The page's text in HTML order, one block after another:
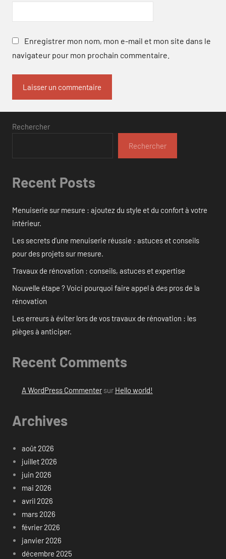
Enregistrer mon nom, mon e-mail et mon site dans le
navigateur pour mon prochain commentaire.
Rechercher
Rechercher
Recent Posts
Menuiserie sur mesure : ajoutez du style et du confort à votre
intérieur.
Les secrets d’une menuiserie réussie : astuces et conseils
pour des projets sur mesure.
Travaux de rénovation : conseils, astuces et expertise
Nouvelle étape ? Voici pourquoi faire appel à des pros de la
rénovation
Les erreurs à éviter lors de vos travaux de rénovation : les
pièges à anticiper.
Recent Comments
A WordPress Commentersur Hello world!
Archives
août 2026
juillet 2026
juin 2026
mai 2026
avril 2026
mars 2026
février 2026
janvier 2026
décembre 2025